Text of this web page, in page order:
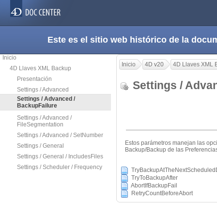
Este es el sitio web histórico de la
Inicio
4D Llaves XML Backup
Presentación
Settings / Advanced
Settings / Advanced /
BackupFailure
Settings / Advanced /
FileSegmentation
Settings / Advanced / SetNumber
Settings / General
Settings / General / IncludesFiles
Settings / Scheduler / Frequency
Inicio 4D v20 4D Llaves XML
Settings /
Estos parámetros manejan las
Backup/Backup de las
TryToBackupAfter
AbortIfBackupFail
RetryCountBeforeAbort